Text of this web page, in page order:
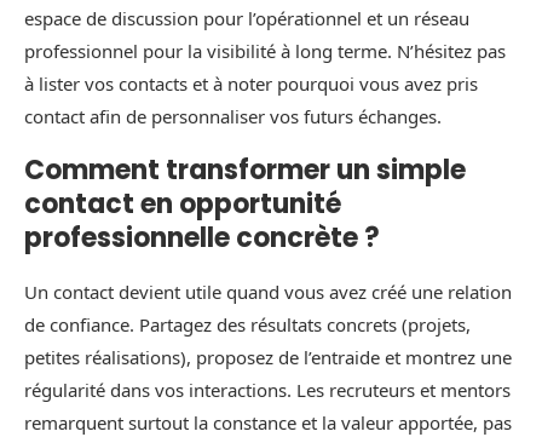
espace de discussion pour l’opérationnel et un réseau
professionnel pour la visibilité à long terme. N’hésitez pas
à lister vos contacts et à noter pourquoi vous avez pris
contact afin de personnaliser vos futurs échanges.
Comment transformer un simple
contact en opportunité
professionnelle concrète ?
Un contact devient utile quand vous avez créé une relation
de confiance. Partagez des résultats concrets (projets,
petites réalisations), proposez de l’entraide et montrez une
régularité dans vos interactions. Les recruteurs et mentors
remarquent surtout la constance et la valeur apportée, pas